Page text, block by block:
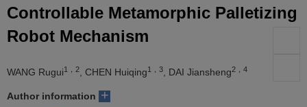
群
我
者
学Controllable Metamorphic Palletizing
Robot Mechanism
WANG Rugui1，2 , CHEN Huiqing1，3 , DAI Jiansheng2，4
Author information +